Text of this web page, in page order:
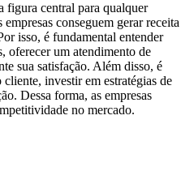
figura central para qualquer
conseguem gerar receita
isso, é fundamental entender
oferecer um atendimento de
sua satisfação. Além disso, é
investir em estratégias de
Dessa forma, as empresas
no mercado.